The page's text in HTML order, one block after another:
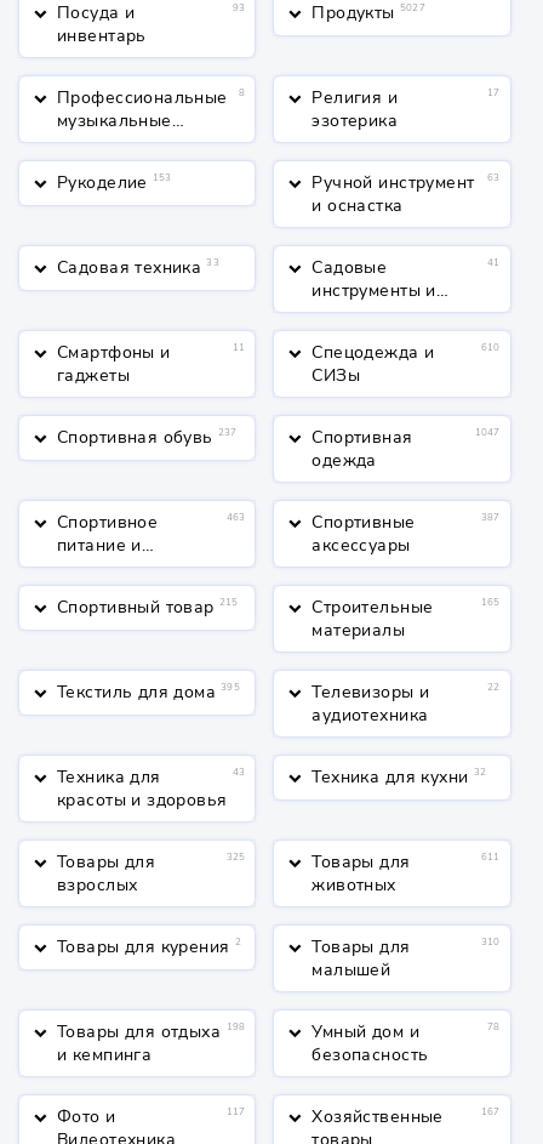
keyboard_arrow_down Посуда и
инвентарь
93 keyboard_arrow_down Продукты 5027
keyboard_arrow_down Профессиональные
музыкальные
инструменты
8 keyboard_arrow_down Религия и
эзотерика
17
keyboard_arrow_down Рукоделие 153 keyboard_arrow_down Ручной инструмент
и оснастка
63
keyboard_arrow_down Садовая техника 33 keyboard_arrow_down Садовые
инструменты и
полив
41
keyboard_arrow_down Смартфоны и
гаджеты
11 keyboard_arrow_down Спецодежда и
СИЗы
610
keyboard_arrow_down Спортивная обувь 237 keyboard_arrow_down Спортивная
одежда
1047
keyboard_arrow_down Спортивное
питание и
косметика
463 keyboard_arrow_down Спортивные
аксессуары
387
keyboard_arrow_down Спортивный товар 215 keyboard_arrow_down Строительные
материалы
165
keyboard_arrow_down Текстиль для дома 395 keyboard_arrow_down Телевизоры и
аудиотехника
22
keyboard_arrow_down Техника для
красоты и здоровья
43 keyboard_arrow_down Техника для кухни 32
keyboard_arrow_down Товары для
взрослых
325 keyboard_arrow_down Товары для
животных
611
keyboard_arrow_down Товары для курения 2 keyboard_arrow_down Товары для
малышей
310
keyboard_arrow_down Товары для отдыха
и кемпинга
198 keyboard_arrow_down Умный дом и
безопасность
78
keyboard_arrow_down Фото и
117 keyboard_arrow_down Хозяйственные
167